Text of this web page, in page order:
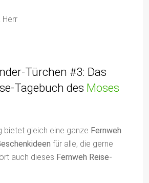
Herr
Türchen #3: Das
Tagebuch des Moses
bietet gleich eine ganze Fernweh
für alle, die gerne
auch dieses Fernweh Reise-